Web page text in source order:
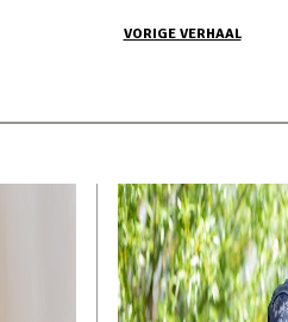
VORIGE VERHAAL